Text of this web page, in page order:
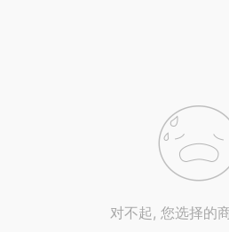
对不起, 您选择的